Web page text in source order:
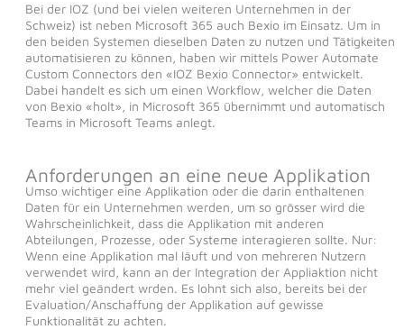
Bei der IOZ (und bei vielen weiteren Unternehmen in der
Schweiz) ist neben Microsoft 365 auch Bexio im Einsatz. Um in
den beiden Systemen dieselben Daten zu nutzen und Tätigkeiten
automatisieren zu können, haben wir mittels Power Automate
Custom Connectors den «IOZ Bexio Connector» entwickelt.
Dabei handelt es sich um einen Workflow, welcher die Daten
von Bexio «holt», in Microsoft 365 übernimmt und automatisch
Teams in Microsoft Teams anlegt.
Anforderungen an eine neue Applikation
Umso wichtiger eine Applikation oder die darin enthaltenen
Daten für ein Unternehmen werden, um so grösser wird die
Wahrscheinlichkeit, dass die Applikation mit anderen
Abteilungen, Prozesse, oder Systeme interagieren sollte. Nur:
Wenn eine Applikation mal läuft und von mehreren Nutzern
verwendet wird, kann an der Integration der Appliaktion nicht
mehr viel geändert wrden. Es lohnt sich also, bereits bei der
Evaluation/Anschaffung der Applikation auf gewisse
Funktionalität zu achten.